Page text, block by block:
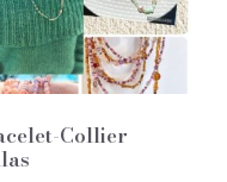
Collier